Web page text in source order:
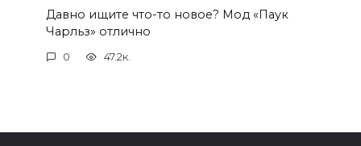
Давно ищите что-то новое? Мод «Паук
Чарльз» отлично
0 47.2к.